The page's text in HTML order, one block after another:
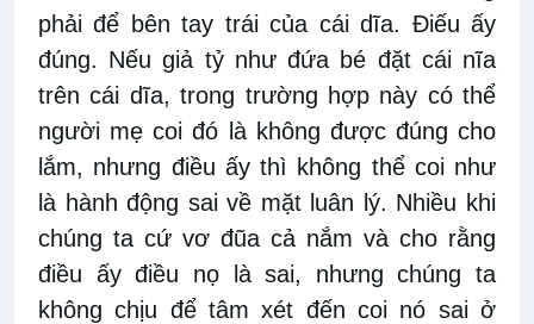
phải để bên tay trái của cái dĩa. Điếu ấy
đúng. Nếu giả tỷ như đứa bé đặt cái nĩa
trên cái dĩa, trong trường hợp này có thể
người mẹ coi đó là không được đúng cho
lắm, nhưng điều ấy thì không thể coi như
là hành động sai về mặt luân lý. Nhiều khi
chúng ta cứ vơ đũa cả nắm và cho rằng
điều ấy điều nọ là sai, nhưng chúng ta
không chịu để tâm xét đến coi nó sai ở